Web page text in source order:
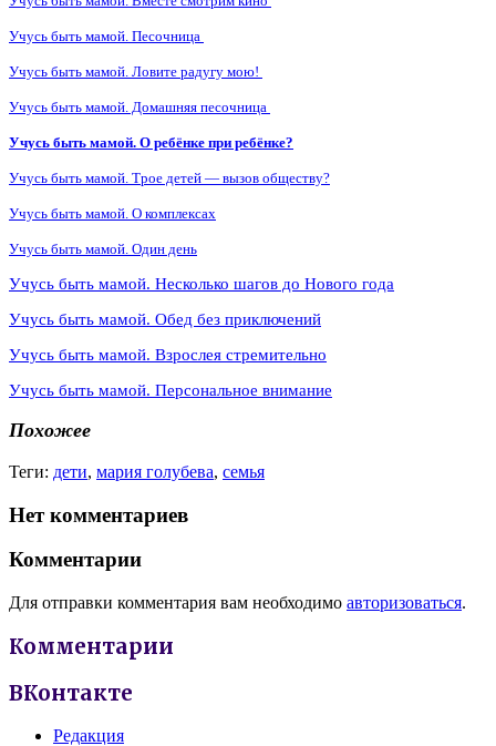
Учусь быть мамой. Песочница
Учусь быть мамой. Ловите радугу мою!
Учусь быть мамой. Домашняя песочница
Учусь быть мамой. О ребёнке при ребёнке?
Учусь быть мамой. Трое детей — вызов обществу?
Учусь быть мамой. О комплексах
Учусь быть мамой. Один день
Учусь быть мамой. Несколько шагов до Нового года
Учусь быть мамой. Обед без приключений
Учусь быть мамой. Взрослея стремительно
Учусь быть мамой. Персональное внимание
Похожее
Теги: дети, мария голубева, семья
Нет комментариев
Комментарии
Для отправки комментария вам необходимо авторизоваться.
Комментарии
ВКонтакте
Редакция